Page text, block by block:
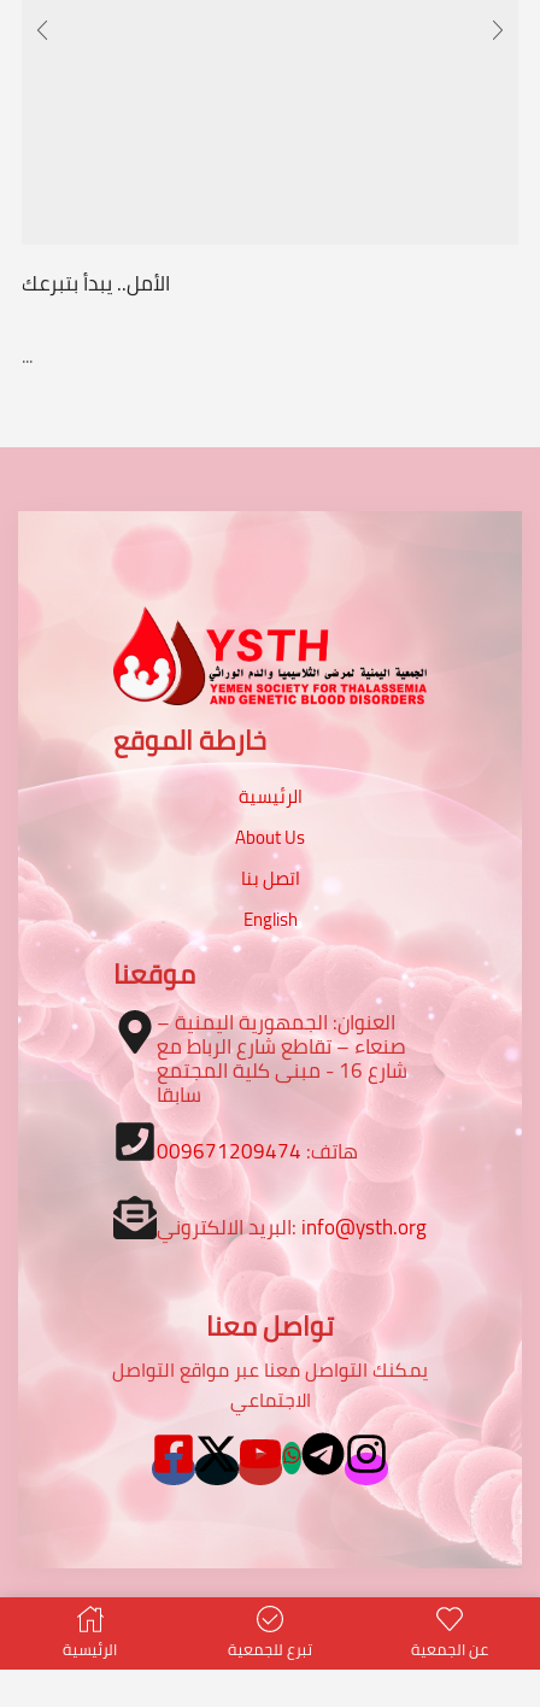
الأمل.. يبدأ بتبرعك
...
خارطة الموقع
الرئيسية
About Us
اتصل بنا
English
موقعنا
العنوان: الجمهورية اليمنية –
صنعاء – تقاطع شارع الرباط مع
شارع 16 - مبنى كلية المجتمع
سابقا
هاتف:009671209474
البريد الالكتروني:info@ysth.org
تواصل معنا
يمكنك التواصل معنا عبر مواقع التواصل
الاجتماعي
© Created by potentialtop- Power PT Co.
الرئيسية تبرع للجمعية عن الجمعية